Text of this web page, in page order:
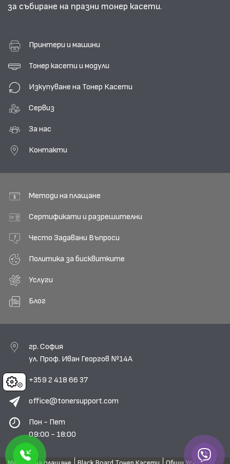
Cookies
за събиране на празни тонер касети.
Принтери и машини
Тонер касети и модули
Изкупуване на Тонер Касети
Сервиз
За нас
Контакти
Методи на плащане
Сертификати и разрешителни
Често Задавани Въпроси
Политика за бисквитките
Услуги
Блог
гр. София
ул. Проф. Иван Георгов №14А
+359 2 418 66 37
office@tonersupport.com
Пон - Пет
09:00 - 18:00